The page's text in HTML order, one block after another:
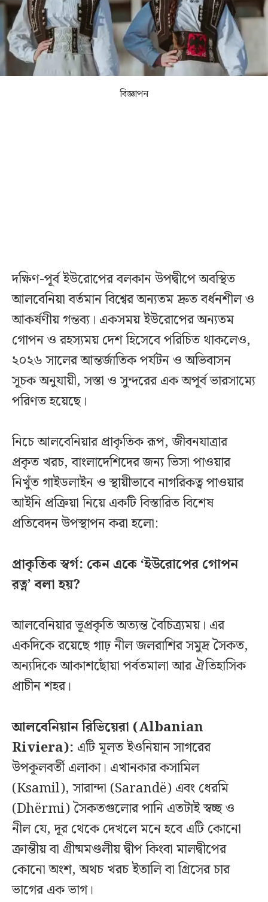
বিজ্ঞাপন
দক্ষিণ-পূর্ব ইউরোপের বলকান উপদ্বীপে অবস্থিত
আলবেনিয়া বর্তমান বিশ্বের অন্যতম দ্রুত বর্ধনশীল ও
আকর্ষণীয় গন্তব্য। একসময় ইউরোপের অন্যতম
গোপন ও রহস্যময় দেশ হিসেবে পরিচিত থাকলেও,
২০২৬ সালের আন্তর্জাতিক পর্যটন ও অভিবাসন
সূচক অনুযায়ী, সস্তা ও সুন্দরের এক অপূর্ব ভারসাম্যে
পরিণত হয়েছে।
নিচে আলবেনিয়ার প্রাকৃতিক রূপ, জীবনযাত্রার
প্রকৃত খরচ, বাংলাদেশিদের জন্য ভিসা পাওয়ার
নিখুঁত গাইডলাইন ও স্থায়ীভাবে নাগরিকত্ব পাওয়ার
আইনি প্রক্রিয়া নিয়ে একটি বিস্তারিত বিশেষ
প্রতিবেদন উপস্থাপন করা হলো:
প্রাকৃতিক স্বর্গ: কেন একে ‘ইউরোপের গোপন
রত্ন’ বলা হয়?
আলবেনিয়ার ভূপ্রকৃতি অত্যন্ত বৈচিত্র্যময়। এর
একদিকে রয়েছে গাঢ় নীল জলরাশির সমুদ্র সৈকত,
অন্যদিকে আকাশছোঁয়া পর্বতমালা আর ঐতিহাসিক
প্রাচীন শহর।
আলবেনিয়ান রিভিয়েরা (Albanian
Riviera): এটি মূলত ইওনিয়ান সাগরের
উপকূলবর্তী এলাকা। এখানকার কসামিল
(Ksamil), সারান্দা (Sarandë) এবং ধেরমি
(Dhërmi) সৈকতগুলোর পানি এতটাই স্বচ্ছ ও
নীল যে, দূর থেকে দেখলে মনে হবে এটি কোনো
ক্রান্তীয় বা গ্রীষ্মমণ্ডলীয় দ্বীপ কিংবা মালদ্বীপের
কোনো অংশ, অথচ খরচ ইতালি বা গ্রিসের চার
ভাগের এক ভাগ।